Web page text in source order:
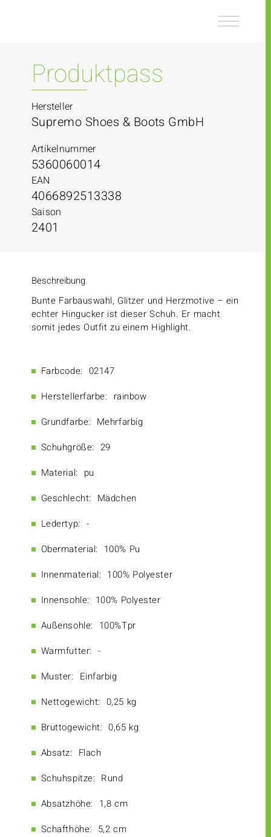
Produktpass
Hersteller
Supremo Shoes & Boots GmbH
Artikelnummer
5360060014
EAN
4066892513338
Saison
2401
Beschreibung
Bunte Farbauswahl, Glitzer und Herzmotive – ein
echter Hingucker ist dieser Schuh. Er macht
somit jedes Outfit zu einem Highlight.
Farbcode: 02147
Herstellerfarbe: rainbow
Grundfarbe: Mehrfarbig
Schuhgröße: 29
Material: pu
Geschlecht: Mädchen
Ledertyp: -
Obermaterial: 100% Pu
Innenmaterial: 100% Polyester
Innensohle: 100% Polyester
Außensohle: 100%Tpr
Warmfutter: -
Muster: Einfarbig
Nettogewicht: 0,25 kg
Bruttogewicht: 0,65 kg
Absatz: Flach
Schuhspitze: Rund
Absatzhöhe: 1,8 cm
Schafthöhe: 5,2 cm